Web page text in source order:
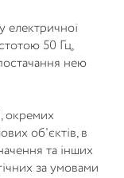
електричної
50 Гц,
нею
окремих
об'єктів, в
та інших
за умовами